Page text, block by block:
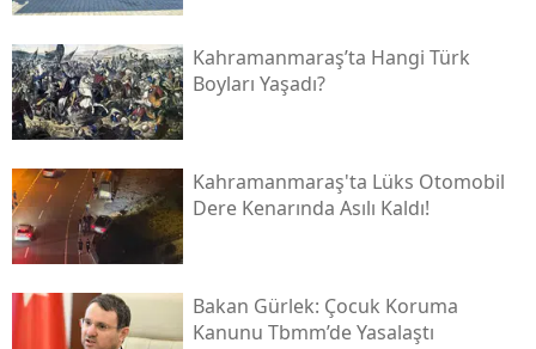
Kahramanmaraş’ta Hangi Türk
Boyları Yaşadı?
Kahramanmaraş'ta Lüks Otomobil
Dere Kenarında Asılı Kaldı!
Bakan Gürlek: Çocuk Koruma
Kanunu Tbmm’de Yasalaştı